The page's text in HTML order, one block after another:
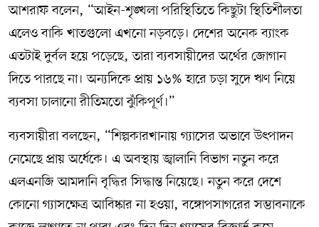
আশরাফ বলেন, “আইন-শৃঙ্খলা পরিস্থিতিতে কিছুটা স্থিতিশীলতা
এলেও বাকি খাতগুলো এখনো নড়বড়ে। দেশের অনেক ব্যাংক
এতটাই দুর্বল হয়ে পড়েছে, তারা ব্যবসায়ীদের অর্থের জোগান
দিতে পারছে না। অন্যদিকে প্রায় ১৬% হারে চড়া সুদে ঋণ নিয়ে
ব্যবসা চালানো রীতিমতো ঝুঁকিপূর্ণ।”
ব্যবসায়ীরা বলছেন, “শিল্পকারখানায় গ্যাসের অভাবে উৎপাদন
নেমেছে প্রায় অর্ধেকে। এ অবস্থায় জ্বালানি বিভাগ নতুন করে
এলএনজি আমদানি বৃদ্ধির সিদ্ধান্ত নিয়েছে। নতুন করে দেশে
কোনো গ্যাসক্ষেত্র আবিষ্কার না হওয়া, বঙ্গোপসাগরের সম্ভাবনাকে